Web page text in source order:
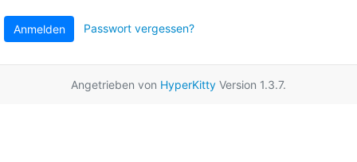
Anmelden Passwort vergessen?
Angetrieben von HyperKitty Version 1.3.7.